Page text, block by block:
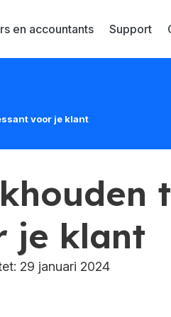
en accountants Support
voor je klant
je klant
29 januari 2024